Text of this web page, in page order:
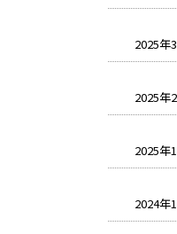
2025年
2025年
2025年
2024年